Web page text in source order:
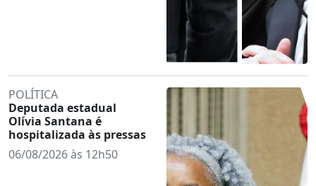
POLÍTICA
Deputada estadual
Olívia Santana é
hospitalizada às pressas
06/08/2026 às 12h50